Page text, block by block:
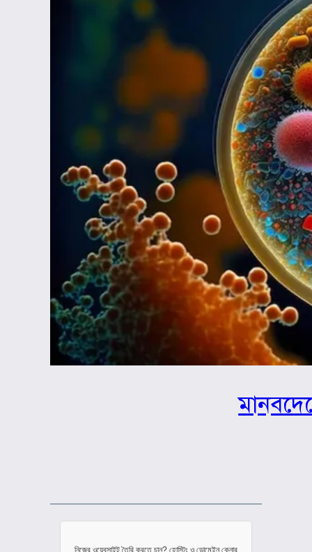
নিজের ওয়েবসাইট তৈরি করতে চান? হোস্টিং ও ডোমেইন কেনার